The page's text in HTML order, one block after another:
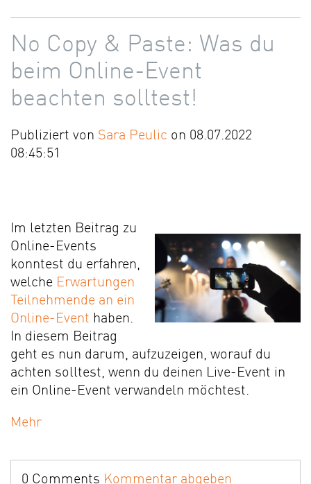
No Copy & Paste: Was du
beim Online-Event
beachten solltest!
Publiziert von Sara Peulic on 08.07.2022
08:45:51
Im letzten Beitrag zu
Online-Events
konntest du erfahren,
welche Erwartungen
Teilnehmende an ein
Online-Event haben.
In diesem Beitrag
geht es nun darum, aufzuzeigen, worauf du
achten solltest, wenn du deinen Live-Event in
ein Online-Event verwandeln möchtest.
Mehr
0 Comments Kommentar abgeben